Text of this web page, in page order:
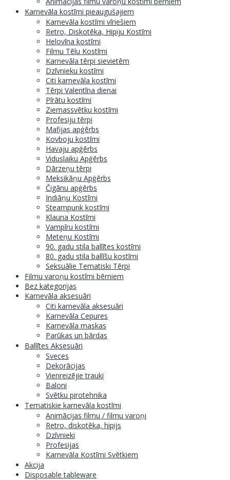
Karnevāla kostīmi pieaugušajiem
Karnevāla kostīmi vīriešiem
Retro, Diskotēka, Hipiju Kostīmi
Helovīna kostīmi
Filmu Tēlu Kostīmi
Karnevāla tērpi sievietēm
Dzīvnieku kostīmi
Citi karnevāla kostīmi
Tērpi Valentīna dienai
Pīrātu kostīmi
Ziemassvētku kostīmi
Profesiju tērpi
Mafijas apģērbs
Kovboju kostīmi
Havaju apģērbs
Viduslaiku Apģērbs
Dārzeņu tērpi
Meksikāņu Apģērbs
Čigānu apģērbs
Indiāņu Kostīmi
Steampunk kostīmi
Klauna Kostīmi
Vampīru kostīmi
Meteņu Kostīmi
90. gadu stila ballītes kostīmi
80. gadu stila ballīšu kostīmi
Seksuālie Tematiski Tērpi
Filmu varoņu kostīmi bērniem
Bez kategorijas
Karnevāla aksesuāri
Citi karnevāla aksesuāri
Karnevāla Cepures
Karnevāla maskas
Parūkas un bārdas
Ballītes Aksesuāri
Sveces
Dekorācijas
Vienreizējie trauki
Baloni
Svētku pirotehnika
Tematiskie karnevāla kostīmi
Animācijas filmu / filmu varoņi
Retro, diskotēka, hipijs
Dzīvnieki
Profesijas
Karnevāla Kostīmi Svētkiem
Akcija
Disposable tableware